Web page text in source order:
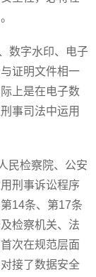
数字水印、电子
证明文件相一
上是在电子数
事司法中运用
民检察院、公安
刑事诉讼程序
14条、第17条
检察机关、法
次在规范层面
接了数据安全